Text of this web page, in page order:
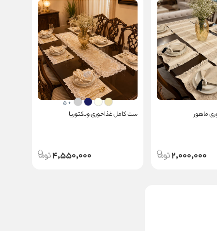
ماهور
2,000,000
+ 5
ست کامل غذاخوری ویکتوریا
4,550,000